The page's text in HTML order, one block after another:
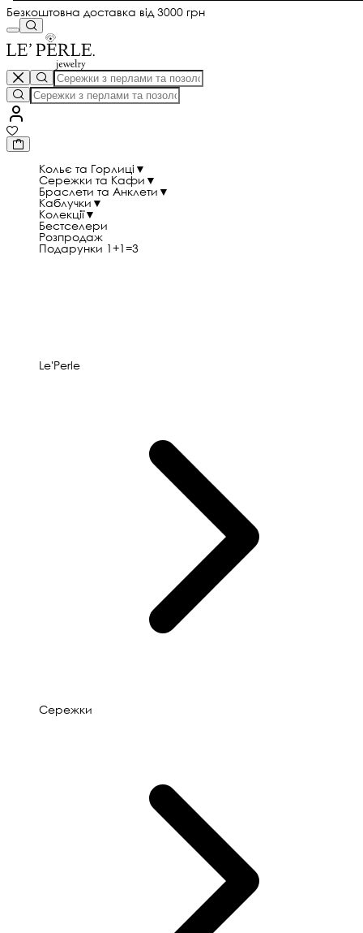
Безкоштовна доставка від 3000 грн
Кольє та Горлиці ▼
Сережки та Кафи ▼
Браслети та Анклети ▼
Каблучки ▼
Колекції▼
Бестселери
Розпродаж
Подарунки 1+1=3
Le'Perle
Сережки